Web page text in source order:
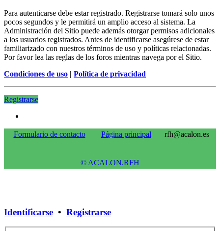
Para autenticarse debe estar registrado. Registrarse tomará solo unos
pocos segundos y le permitirá un amplio acceso al sistema. La
Administración del Sitio puede además otorgar permisos adicionales
a los usuarios registrados. Antes de identificarse asegúrese de estar
familiarizado con nuestros términos de uso y políticas relacionadas.
Por favor lea las reglas de los foros mientras navega por el Sitio.
Condiciones de uso | Política de privacidad
Registrarse
Formulario de contacto Página principal rfh@acalon.es
© ACALON.RFH
Identificarse • Registrarse